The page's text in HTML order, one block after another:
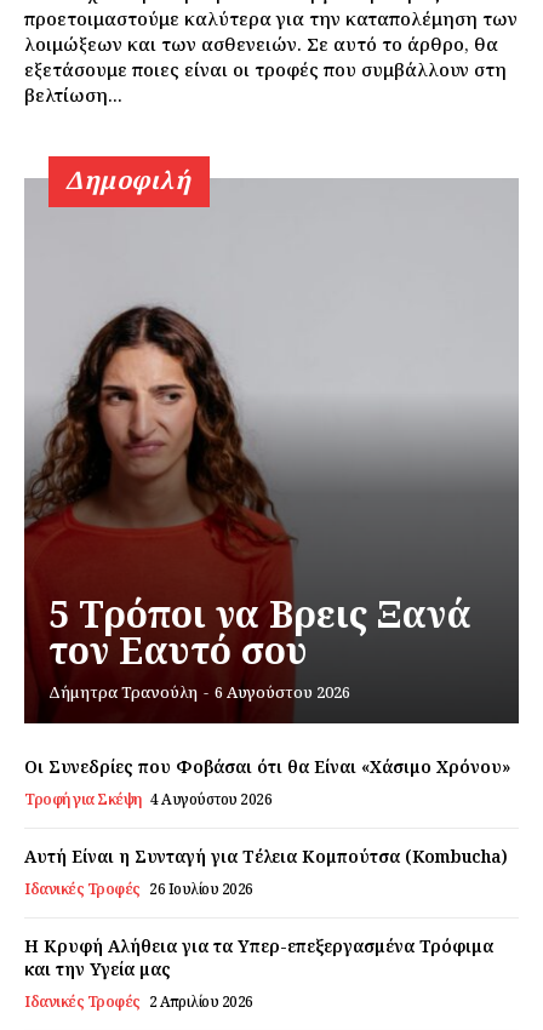
Εγγραφείτε τώρα!
Daily Food
Αποποίηση Ευθυνών
Ο λογαριασμός μου
προετοιμαστούμε καλύτερα για την καταπολέμηση των
λοιμώξεων και των ασθενειών. Σε αυτό το άρθρο, θα
εξετάσουμε ποιες είναι οι τροφές που συμβάλλουν στη
βελτίωση...
Δημοφιλή
5 Τρόποι να Βρεις Ξανά
τον Εαυτό σου
Δήμητρα Τρανούλη - 6 Αυγούστου 2026
Οι Συνεδρίες που Φοβάσαι ότι θα Είναι «Χάσιμο Χρόνου»
Τροφή για Σκέψη 4 Αυγούστου 2026
Αυτή Είναι η Συνταγή για Τέλεια Κομπούτσα (Kombucha)
Ιδανικές Τροφές 26 Ιουλίου 2026
Η Κρυφή Αλήθεια για τα Υπερ-επεξεργασμένα Τρόφιμα
και την Υγεία μας
Ιδανικές Τροφές 2 Απριλίου 2026